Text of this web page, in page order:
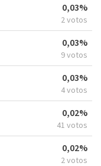
0,03%
2 votos
0,03%
9 votos
0,03%
4 votos
0,02%
41 votos
0,02%
2 votos